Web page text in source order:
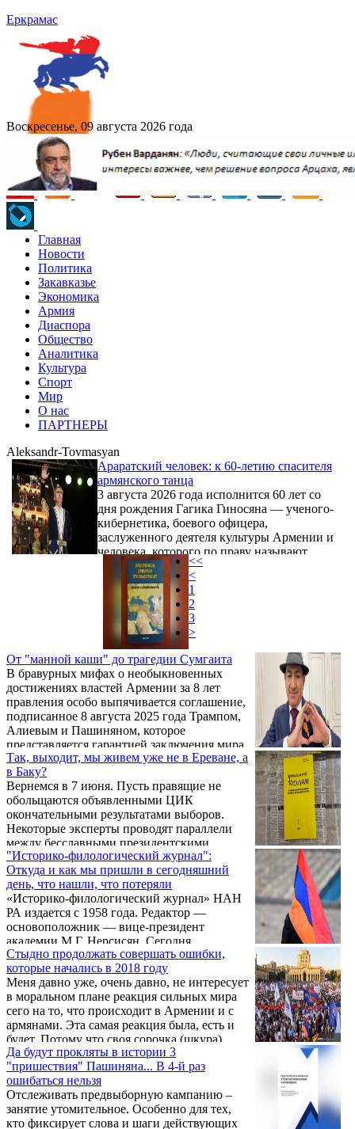
Еркрамас
Воскресенье, 09 августа 2026 года
Главная
Новости
Политика
Закавказье
Экономика
Армия
Диаспора
Общество
Аналитика
Культура
Спорт
Мир
О нас
ПАРТНЕРЫ
Aleksandr-Tovmasyan
Араратский человек: к 60-летию спасителя
армянского танца
3 августа 2026 года исполнится 60 лет со
дня рождения Гагика Гиносяна — ученого-
кибернетика, боевого офицера,
заслуженного деятеля культуры Армении и
человека, которого по праву называют
спасителем армянского танца. Ему было
отмерено прожить всего 58 лет: 6 февраля
2024 года жизнь деятеля оборвал сердечный
приступ. Сегодня «товарищ Гиносян», как
уважительно обращались к нему ученики и
соратники, покоится в воинском пантеоне
Ераблур. К грядущему юбилею близкие
друзья и те, кто осознает масштаб личности
...
От "манной каши" до трагедии Сумгаита
В бравурных мифах о необыкновенных
достижениях властей Армении за 8 лет
правления особо выпячивается соглашение,
подписанное 8 августа 2025 года Трампом,
Алиевым и Пашиняном, которое
представляется гарантией заключения мира
между Азербайджаном и Арменией и
залогом процветания и прогресса нашей
страны по всем направлениям. Мир,
конечно, лучше, чем война, если это
действительно мир, а не капитуляция, и
если стороны действительно намерены
хранить верность тому, в чем расписались.
Однако истинные помыслы ...
Так, выходит, мы живем уже не в Ереване, а
в Баку?
Вернемся в 7 июня. Пусть правящие не
обольщаются объявленными ЦИК
окончательными результатами выборов.
Некоторые эксперты проводят параллели
между бесславными президентскими
выборами 1996 года и нынешними.
Намекают, что история может повториться.
"Историко-филологический журнал":
Откуда и как мы пришли в сегодняшний
день, что нашли, что потеряли
«Историко-филологический журнал» НАН
РА издается с 1958 года. Редактор —
основоположник — вице-президент
академии М.Г. Нерсисян. Сегодня
председателем редакционной коллегии, в
которую входят и наши зарубежные
соотечественники, является академик Ашот
Мелконян, главный редактор — Анушаван
Закарян. Темы публикаций разнообразные:
история, литературоведение, лингвистика,
искусствоведение и другие. Представим
некоторые статьи из первого номера
нынешнего года.
Стыдно продолжать совершать ошибки,
которые начались в 2018 году
Меня давно уже, очень давно, не интересует
в моральном плане реакция сильных мира
сего на то, что происходит в Армении и с
армянами. Эта самая реакция была, есть и
будет. Потому что своя сорочка (шкура)
ближе к телу, и подавляющее большинство
народов планеты так и вело себя всегда по
отношению к другим.
Да будут прокляты в истории 3
"пришествия" Пашиняна... В 4-й раз
ошибаться нельзя
Отслеживать предвыборную кампанию –
занятие утомительное. Особенно для тех,
кто фиксирует слова и шаги действующих
<<
<
1
2
3
>